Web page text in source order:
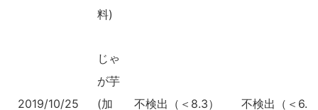
料)
2019/10/25
じゃ
が芋
(加
不検出（＜8.3） 不検出（＜6.4